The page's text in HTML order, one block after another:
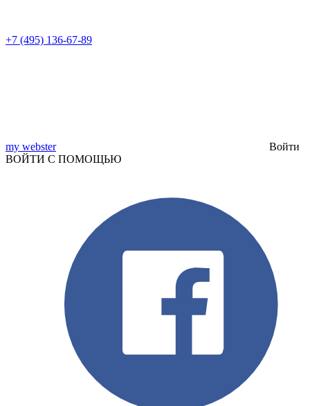
+7 (495) 136-67-89
my webster
Войти
ВОЙТИ С ПОМОЩЬЮ